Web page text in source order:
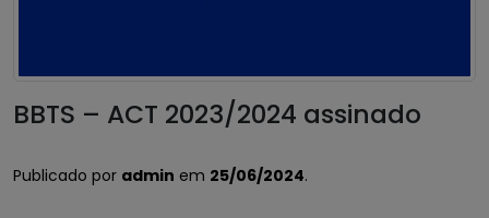
BBTS – ACT 2023/2024 assinado
Publicado por admin em 25/06/2024.